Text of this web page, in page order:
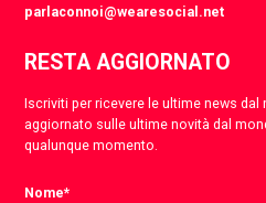
parlaconnoi@wearesocial.net
RESTA AGGIORNATO
Iscriviti per ricevere le ultime news
aggiornato sulle ultime novità dal
qualunque momento.
Nome*